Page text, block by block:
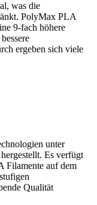
was die
PolyMax PLA
9-fach höhere
ergeben sich viele
unter
Es verfügt
Filamente auf dem
Qualität